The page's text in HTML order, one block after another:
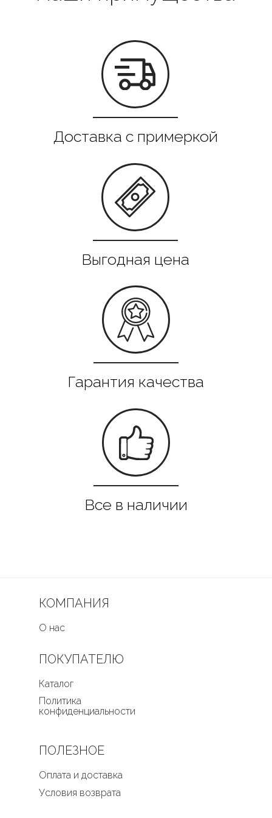
Все в наличии
КОМПАНИЯ
О нас
ПОЛЕЗНОЕ
Оплата и доставка
Условия возврата
ПОКУПАТЕЛЮ
Каталог
Политика
конфиденциальности